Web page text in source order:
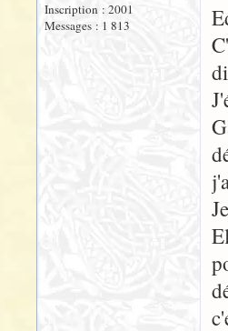
Inscription : 2001
Messages : 1 813